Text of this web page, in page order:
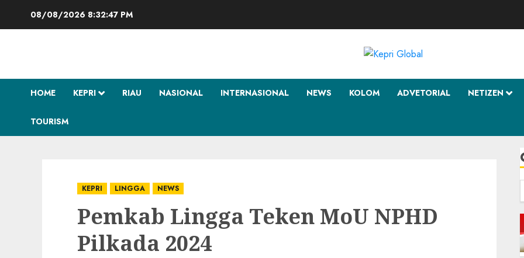
08/08/2026 8:32:47 PM
HOME KEPRI RIAU NASIONAL INTERNASIONAL NEWS KOLOM ADVETORIAL NETIZEN
TOURISM
KEPRI LINGGA NEWS
Pemkab Lingga Teken MoU NPHD
Pilkada 2024